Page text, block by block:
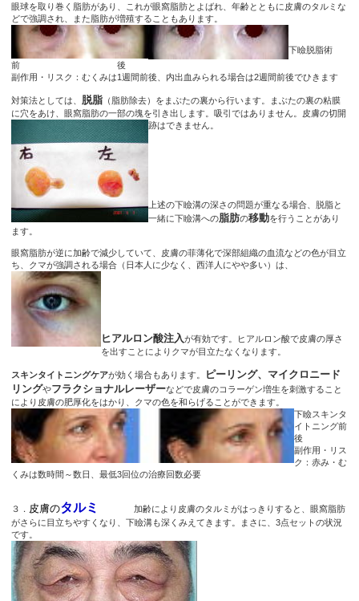
眼球を取り巻く脂肪があり、これが眼窩脂肪とよばれ、年齢とともに皮膚のタルミな
どで強調され、また脂肪が増殖することもあります。
下瞼脱脂術
前 後
副作用・リスク：むくみは1週間前後、内出血みられる場合は2週間前後でひきます
対策法としては、 脱脂（脂肪除去）をまぶたの裏から行います。まぶたの裏の粘膜
に穴をあけ、眼窩脂肪の一部の塊を引き出します。吸引ではありません。皮膚の切開
跡はできません。
上述の下瞼溝の深さの問題が重なる場合、脱脂と
一緒に下瞼溝への脂肪の移動を行うことがあり
ます。
眼窩脂肪が逆に加齢で減少していて、皮膚の菲薄化で深部組織の血流などの色が目立
ち、クマが強調される場合（日本人に少なく、西洋人にやや多い）は、
ヒアルロン酸注入が有効です。ヒアルロン酸で皮膚の厚さ
を出すことによりクマが目立たなくなります。
スキンタイトニングケアが効く場合もあります。
ピーリング、マイクロニード
リングやフラクショナルレーザーなどで皮膚のコラーゲン増生を刺激すること
により皮膚の肥厚化をはかり、クマの色を和らげることができます。
下瞼スキンタ
イトニング前
後
副作用・リス
ク：赤み・む
くみは数時間～数日、最低3回位の治療回数必要
３． 皮膚のタルミ
加齢により皮膚のタルミがはっきりすると、眼窩脂肪
がさらに目立ちやすくなり、下瞼溝も深くみえてきます。まさに、3点セットの状況
です。